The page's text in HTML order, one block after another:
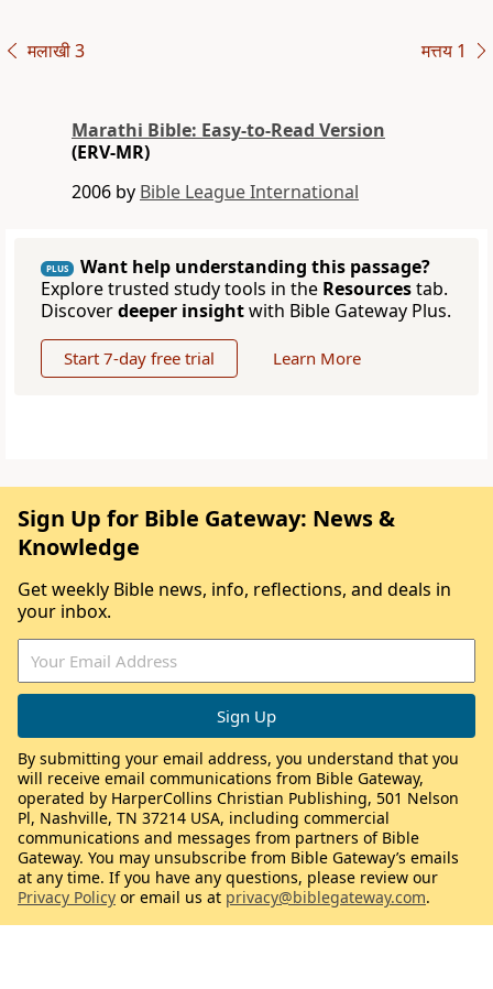
मलाखी 3 मत्तय 1
Marathi Bible: Easy-to-Read Version
(ERV-MR)
2006 by Bible League International
PLUS
Want help understanding this passage?
Explore trusted study tools in the Resourcestab.
Discoverdeeper insightwith Bible Gateway Plus.
Start 7-day free trial Learn More
Sign Up for Bible Gateway: News &
Knowledge
Get weekly Bible news, info, reflections, and deals in
your inbox.
By submitting your email address, you understand that you
will receive email communications from Bible Gateway,
operated by HarperCollins Christian Publishing, 501 Nelson
Pl, Nashville, TN 37214 USA, including commercial
communications and messages from partners of Bible
Gateway. You may unsubscribe from Bible Gateway’s emails
at any time. If you have any questions, please review our
Privacy Policy or email us at privacy@biblegateway.com.